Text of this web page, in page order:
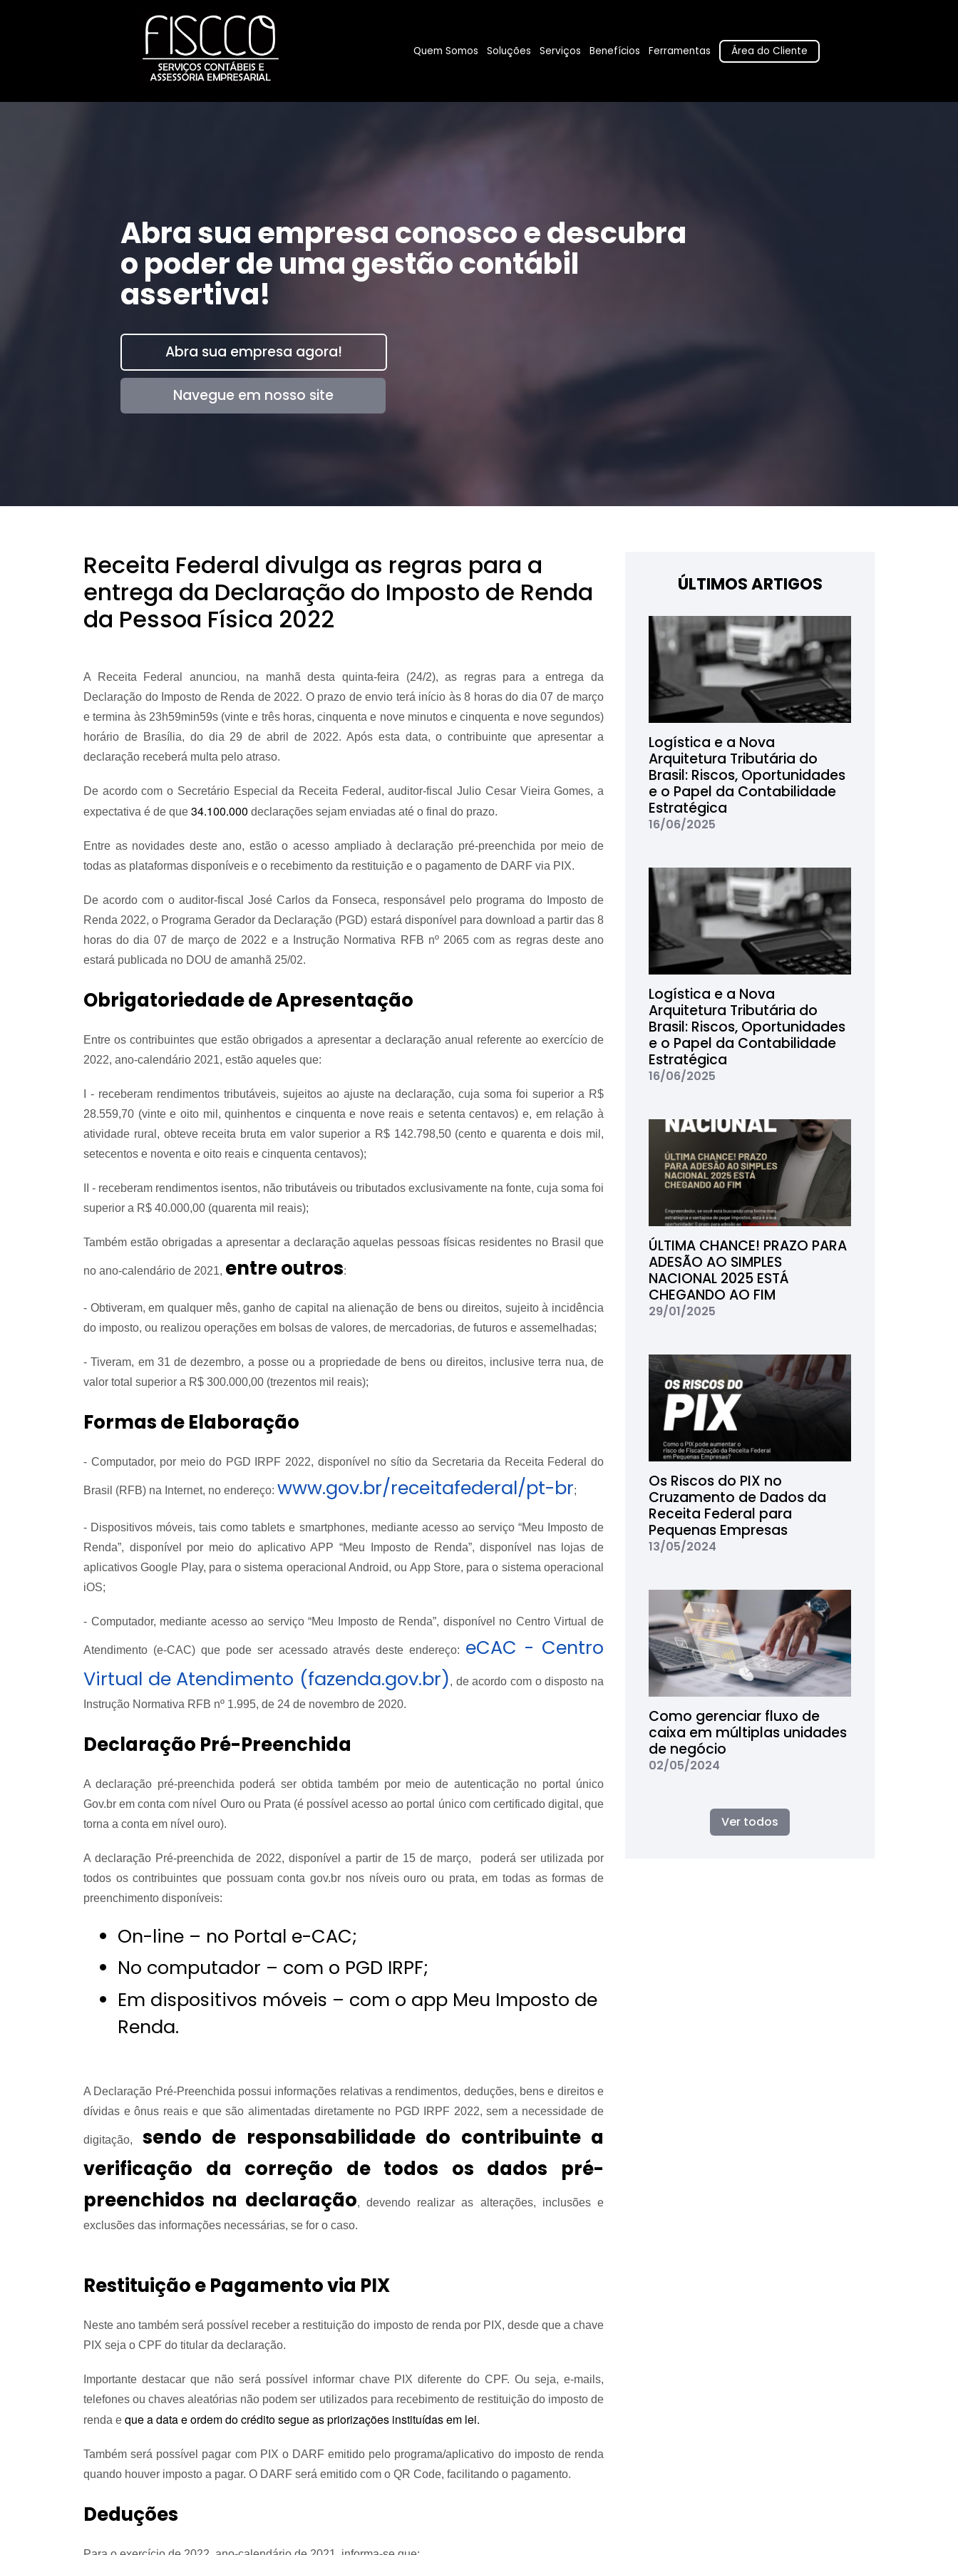
Quem Somos Soluções Serviços Benefícios Ferramentas Área do Cliente
Abra sua empresa conosco e descubra
o poder de uma gestão contábil
assertiva!
Abra sua empresa agora!
Navegue em nosso site
Receita Federal divulga as regras para a
entrega da Declaração do Imposto de Renda
da Pessoa Física 2022
A Receita Federal anunciou, na manhã desta quinta-feira (24/2), as regras para a entrega da
Declaração do Imposto de Renda de 2022. O prazo de envio terá início às 8 horas do dia 07 de março
e termina às 23h59min59s (vinte e três horas, cinquenta e nove minutos e cinquenta e nove segundos)
horário de Brasília, do dia 29 de abril de 2022. Após esta data, o contribuinte que apresentar a
declaração receberá multa pelo atraso.
De acordo com o Secretário Especial da Receita Federal, auditor-fiscal Julio Cesar Vieira Gomes, a
expectativa é de que 34.100.000 declarações sejam enviadas até o final do prazo.
Entre as novidades deste ano, estão o acesso ampliado à declaração pré-preenchida por meio de
todas as plataformas disponíveis e o recebimento da restituição e o pagamento de DARF via PIX.
De acordo com o auditor-fiscal José Carlos da Fonseca, responsável pelo programa do Imposto de
Renda 2022, o Programa Gerador da Declaração (PGD) estará disponível para download a partir das 8
horas do dia 07 de março de 2022 e a Instrução Normativa RFB nº 2065 com as regras deste ano
estará publicada no DOU de amanhã 25/02.
Obrigatoriedade de Apresentação
Entre os contribuintes que estão obrigados a apresentar a declaração anual referente ao exercício de
2022, ano-calendário 2021, estão aqueles que:
I - receberam rendimentos tributáveis, sujeitos ao ajuste na declaração, cuja soma foi superior a R$
28.559,70 (vinte e oito mil, quinhentos e cinquenta e nove reais e setenta centavos) e, em relação à
atividade rural, obteve receita bruta em valor superior a R$ 142.798,50 (cento e quarenta e dois mil,
setecentos e noventa e oito reais e cinquenta centavos);
II - receberam rendimentos isentos, não tributáveis ou tributados exclusivamente na fonte, cuja soma foi
superior a R$ 40.000,00 (quarenta mil reais);
Também estão obrigadas a apresentar a declaração aquelas pessoas físicas residentes no Brasil que
no ano-calendário de 2021, entre outros:
- Obtiveram, em qualquer mês, ganho de capital na alienação de bens ou direitos, sujeito à incidência
do imposto, ou realizou operações em bolsas de valores, de mercadorias, de futuros e assemelhadas;
- Tiveram, em 31 de dezembro, a posse ou a propriedade de bens ou direitos, inclusive terra nua, de
valor total superior a R$ 300.000,00 (trezentos mil reais);
Formas de Elaboração
- Computador, por meio do PGD IRPF 2022, disponível no sítio da Secretaria da Receita Federal do
Brasil (RFB) na Internet, no endereço: www.gov.br/receitafederal/pt-br;
- Dispositivos móveis, tais como tablets e smartphones, mediante acesso ao serviço “Meu Imposto de
Renda”, disponível por meio do aplicativo APP “Meu Imposto de Renda”, disponível nas lojas de
aplicativos Google Play, para o sistema operacional Android, ou App Store, para o sistema operacional
iOS;
- Computador, mediante acesso ao serviço “Meu Imposto de Renda”, disponível no Centro Virtual de
Atendimento (e-CAC) que pode ser acessado através deste endereço: eCAC - Centro
Virtual de Atendimento (fazenda.gov.br), de acordo com o disposto na
Instrução Normativa RFB nº 1.995, de 24 de novembro de 2020.
Declaração Pré-Preenchida
A declaração pré-preenchida poderá ser obtida também por meio de autenticação no portal único
Gov.br em conta com nível Ouro ou Prata (é possível acesso ao portal único com certificado digital, que
torna a conta em nível ouro).
A declaração Pré-preenchida de 2022, disponível a partir de 15 de março, poderá ser utilizada por
todos os contribuintes que possuam conta gov.br nos níveis ouro ou prata, em todas as formas de
preenchimento disponíveis:
On-line – no Portal e-CAC;
No computador – com o PGD IRPF;
Em dispositivos móveis – com o app Meu Imposto de
Renda.
A Declaração Pré-Preenchida possui informações relativas a rendimentos, deduções, bens e direitos e
dívidas e ônus reais e que são alimentadas diretamente no PGD IRPF 2022, sem a necessidade de
digitação, sendo de responsabilidade do contribuinte a
verificação da correção de todos os dados pré-
preenchidos na declaração, devendo realizar as alterações, inclusões e
exclusões das informações necessárias, se for o caso.
Restituição e Pagamento via PIX
Neste ano também será possível receber a restituição do imposto de renda por PIX, desde que a chave
PIX seja o CPF do titular da declaração.
Importante destacar que não será possível informar chave PIX diferente do CPF. Ou seja, e-mails,
telefones ou chaves aleatórias não podem ser utilizados para recebimento de restituição do imposto de
renda e que a data e ordem do crédito segue as priorizações instituídas em lei.
Também será possível pagar com PIX o DARF emitido pelo programa/aplicativo do imposto de renda
quando houver imposto a pagar. O DARF será emitido com o QR Code, facilitando o pagamento.
Deduções
ÚLTIMOS ARTIGOS
Logística e a Nova
Arquitetura Tributária do
Brasil: Riscos, Oportunidades
e o Papel da Contabilidade
Estratégica
16/06/2025
Logística e a Nova
Arquitetura Tributária do
Brasil: Riscos, Oportunidades
e o Papel da Contabilidade
Estratégica
16/06/2025
ÚLTIMA CHANCE! PRAZO PARA
ADESÃO AO SIMPLES
NACIONAL 2025 ESTÁ
CHEGANDO AO FIM
29/01/2025
Os Riscos do PIX no
Cruzamento de Dados da
Receita Federal para
Pequenas Empresas
13/05/2024
Como gerenciar fluxo de
caixa em múltiplas unidades
de negócio
02/05/2024
Ver todos